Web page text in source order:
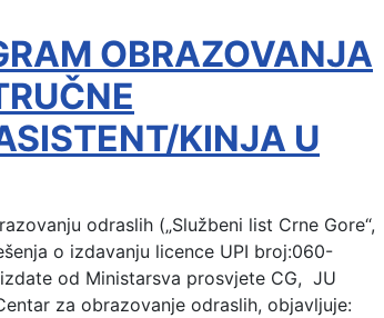
OBRAZOVANJA
KINJA U
odraslih („Službeni list Crne Gore“,
o izdavanju licence UPI broj:060-
od Ministarsva prosvjete CG, JU
za obrazovanje odraslih, objavljuje: